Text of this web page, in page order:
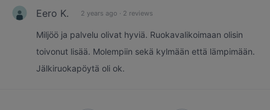
Eero K. 2 years ago · 2 reviews
Miljöö ja palvelu olivat hyviä. Ruokavalikoimaan olisin
toivonut lisää. Molempiin sekä kylmään että lämpimään.
Jälkiruokapöytä oli ok.